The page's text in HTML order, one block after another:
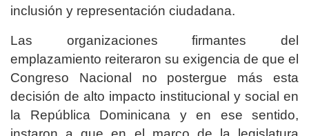
inclusión y representación ciudadana.
Las organizaciones firmantes del
emplazamiento reiteraron su exigencia de que el
Congreso Nacional no postergue más esta
decisión de alto impacto institucional y social en
la República Dominicana y en ese sentido,